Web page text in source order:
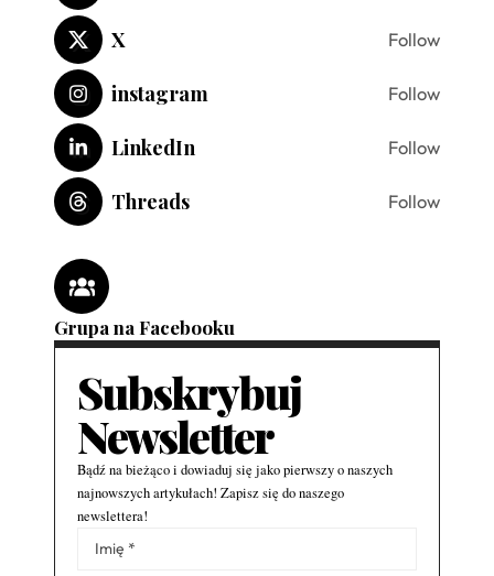
X Follow
instagram Follow
LinkedIn Follow
Threads Follow
Grupa na Facebooku
Subskrybuj
Newsletter
Bądź na bieżąco i dowiaduj się jako pierwszy o naszych
najnowszych artykułach! Zapisz się do naszego
newslettera!
Alternative: